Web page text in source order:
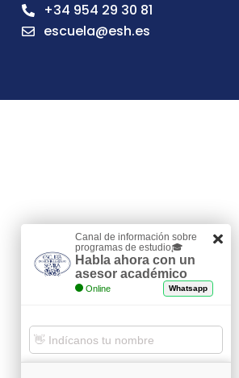
+34 954 29 30 81
escuela@esh.es
Canal de información sobre
programas de estudio🎓
Habla ahora con un
asesor académico
Online Whatsapp